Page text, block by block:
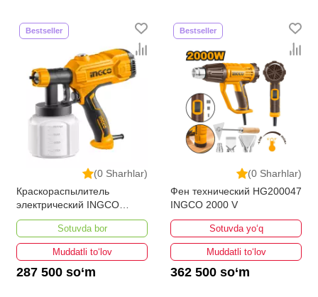
(0 Sharhlar)
Bestseller
Краскораспылитель
электрический INGCO
SPG3508 450 w
Sotuvda bor
Muddatli to‘lov
287 500 so‘m
(0 Sharhlar)
Bestseller
Фен технический HG200047
INGCO 2000 V
Sotuvda yo‘q
Muddatli to‘lov
362 500 so‘m